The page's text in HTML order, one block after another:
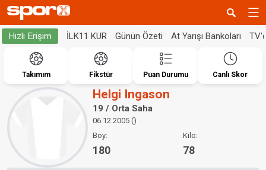
Hızlı Erişim İLK11 KUR Günün Özeti At Yarışı Bankoları
Takımım Fikstür Puan Durumu Canlı Skor
Helgi Ingason
19 / Orta Saha
06.12.2005 ()
Boy:
180
Kilo:
78